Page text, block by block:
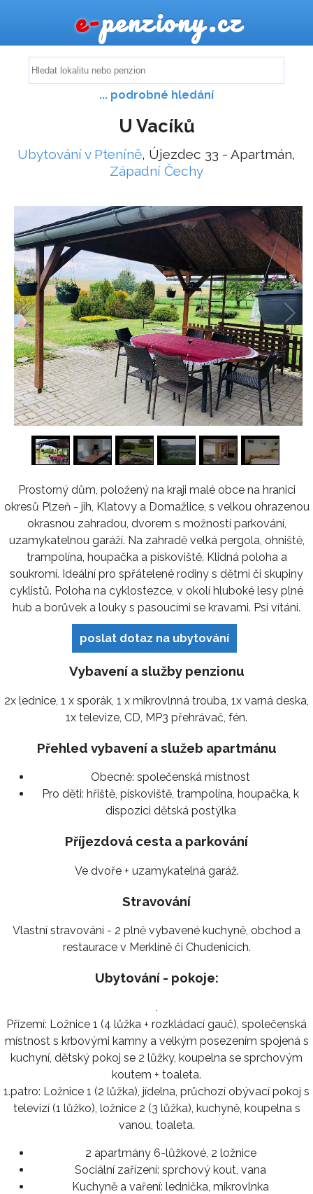
e-penziony.cz
... podrobné hledání
U Vacíků
Ubytování v Pteníně, Újezdec 33 - Apartmán,
Západní Čechy
1/15
Prostorný dům, položený na kraji malé obce na hranici
okresů Plzeň - jih, Klatovy a Domažlice, s velkou ohrazenou
okrasnou zahradou, dvorem s možností parkování,
uzamykatelnou garáží. Na zahradě velká pergola, ohniště,
trampolína, houpačka a pískoviště. Klidná poloha a
soukromí. Ideální pro spřátelené rodiny s dětmi či skupiny
cyklistů. Poloha na cyklostezce, v okolí hluboké lesy plné
hub a borůvek a louky s pasoucími se kravami. Psi vítáni.
poslat dotaz na ubytování
Vybavení a služby penzionu
2x lednice, 1 x sporák, 1 x mikrovlnná trouba, 1x varná deska,
1x televize, CD, MP3 přehrávač, fén.
Přehled vybavení a služeb apartmánu
Obecně: společenská místnost
Pro děti: hřiště, pískoviště, trampolína, houpačka, k
dispozici dětská postýlka
Příjezdová cesta a parkování
Ve dvoře + uzamykatelná garáž.
Stravování
Vlastní stravování - 2 plně vybavené kuchyně, obchod a
restaurace v Merklíně či Chudenicích.
Ubytování - pokoje:
.
Přízemí: Ložnice 1 (4 lůžka + rozkládací gauč), společenská
místnost s krbovými kamny a velkým posezením spojená s
kuchyní, dětský pokoj se 2 lůžky, koupelna se sprchovým
koutem + toaleta.
1.patro: Ložnice 1 (2 lůžka), jídelna, průchozí obývací pokoj s
televizí (1 lůžko), ložnice 2 (3 lůžka), kuchyně, koupelna s
vanou, toaleta.
2 apartmány 6-lůžkové, 2 ložnice
Sociální zařízení: sprchový kout, vana
Kuchyně a vaření: lednička, mikrovlnka